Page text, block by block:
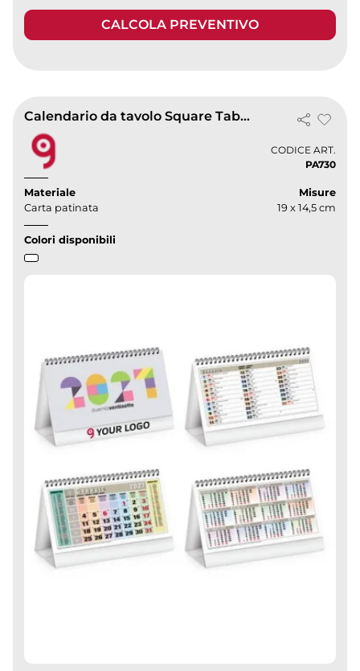
CALCOLA PREVENTIVO
Calendario da tavolo Square Table 2027 bianco 19x14,5cm 13 fogli
CODICE ART.
PA730
Materiale
Carta patinata
Misure
19 x 14,5 cm
Colori disponibili